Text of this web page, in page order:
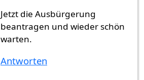
Jetzt die Ausbürgerung
beantragen und wieder schön
warten.
Antworten